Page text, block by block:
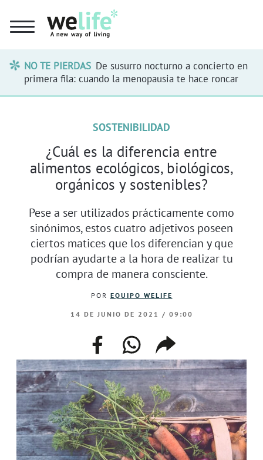
NO TE PIERDAS De susurro nocturno a concierto en
primera fila: cuando la menopausia te hace roncar
SOSTENIBILIDAD
¿Cuál es la diferencia entre
alimentos ecológicos, biológicos,
orgánicos y sostenibles?
Pese a ser utilizados prácticamente como
sinónimos, estos cuatro adjetivos poseen
ciertos matices que los diferencian y que
podrían ayudarte a la hora de realizar tu
compra de manera consciente.
POR EQUIPO WELIFE
14 DE JUNIO DE 2021 / 09:00
facebookwhatsappcompartir
enlace